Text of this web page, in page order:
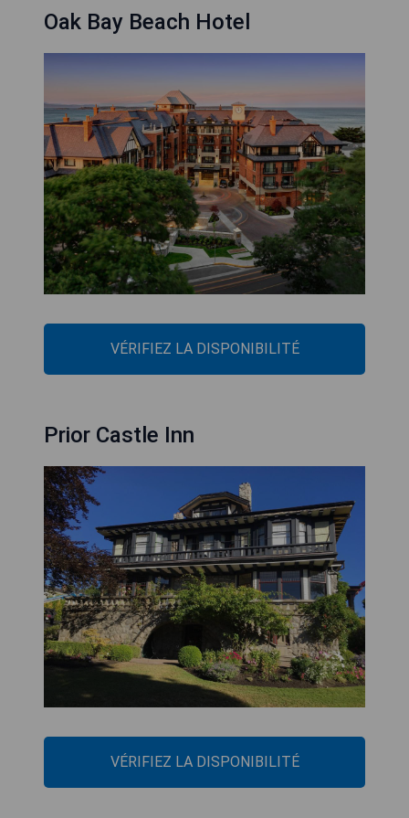
Oak Bay Beach Hotel
VÉRIFIEZ LA DISPONIBILITÉ
Prior Castle Inn
VÉRIFIEZ LA DISPONIBILITÉ